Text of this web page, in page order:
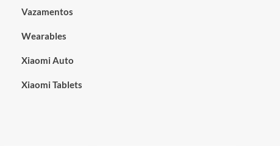
Vazamentos
Wearables
Xiaomi Auto
Xiaomi Tablets